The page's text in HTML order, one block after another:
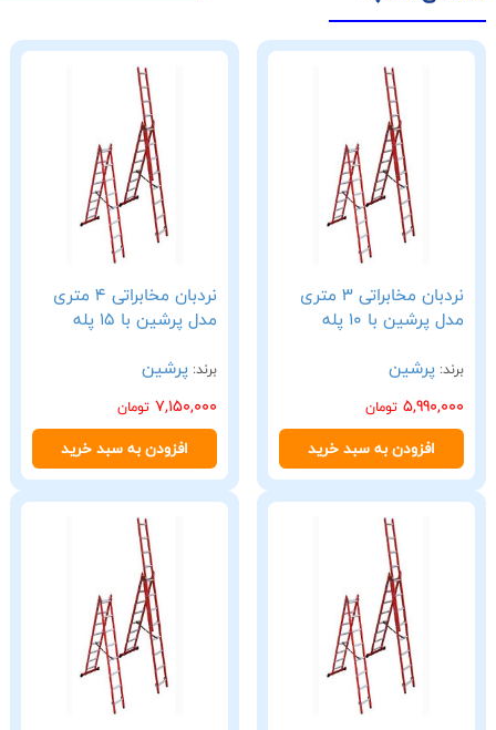
نردبان مخابراتی 3 متری
مدل پرشین با 10 پله
برند: پرشین
5,990,000 تومان
افزودن به سبد خرید
نردبان مخابراتی 4 متری
مدل پرشین با 15 پله
برند: پرشین
7,150,000 تومان
افزودن به سبد خرید